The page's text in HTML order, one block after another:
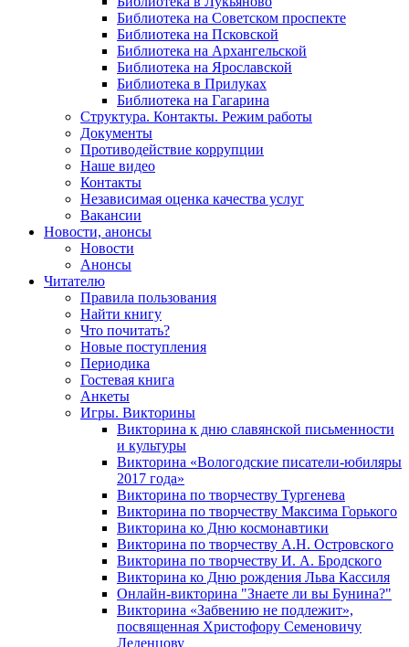
Библиотека на Советском проспекте
Библиотека на Псковской
Библиотека на Архангельской
Библиотека на Ярославской
Библиотека в Прилуках
Библиотека на Гагарина
Структура. Контакты. Режим работы
Документы
Противодействие коррупции
Наше видео
Контакты
Независимая оценка качества услуг
Вакансии
Новости, анонсы
Новости
Анонсы
Читателю
Правила пользования
Найти книгу
Что почитать?
Новые поступления
Периодика
Гостевая книга
Анкеты
Игры. Викторины
Викторина к дню славянской письменности
и культуры
Викторина «Вологодские писатели-юбиляры
2017 года»
Викторина по творчеству Тургенева
Викторина по творчеству Максима Горького
Викторина ко Дню космонавтики
Викторина по творчеству А.Н. Островского
Викторина по творчеству И. А. Бродского
Викторина ко Дню рождения Льва Кассиля
Онлайн-викторина "Знаете ли вы Бунина?"
Викторина «Забвению не подлежит»,
посвященная Христофору Семеновичу
Леденцову